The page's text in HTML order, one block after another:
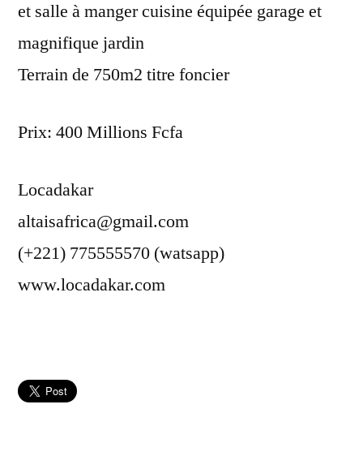
et salle à manger cuisine équipée garage et
magnifique jardin
Terrain de 750m2 titre foncier
Prix: 400 Millions Fcfa
Locadakar
altaisafrica@gmail.com
(+221) 775555570 (watsapp)
www.locadakar.com